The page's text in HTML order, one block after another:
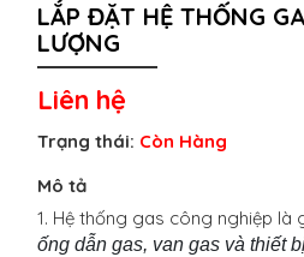
LẮP ĐẶT HỆ THỐNG
LƯỢNG
Liên hệ
Trạng thái: Còn Hàng
Mô tả
1. Hệ thống gas công nghiệp là
ống dẫn gas, van gas và thiết